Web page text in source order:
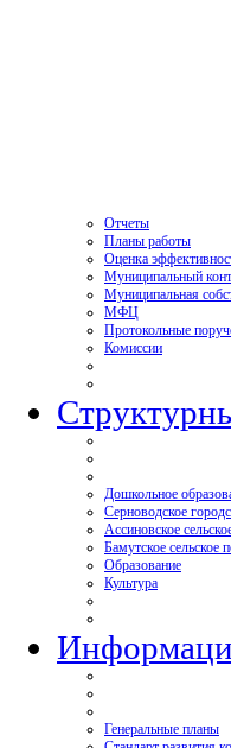
Отчеты
Планы работы
Оценка
Муниципальный
Муниципальная
МФЦ
Протокольные
Комиссии
Дошкольное
Серноводское
Ассиновское
Бамутское сельское
Образование
Культура
Генеральные планы